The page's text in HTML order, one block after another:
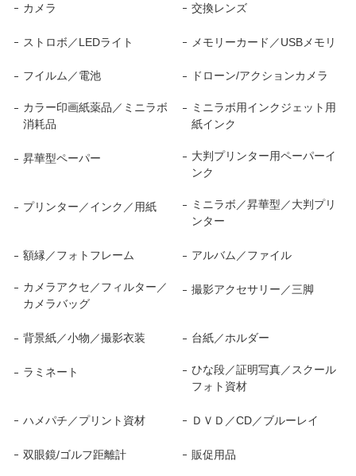
カメラ 交換レンズ
ストロボ／LEDライト メモリーカード／USBメモリ
フイルム／電池 ドローン/アクションカメラ
カラー印画紙薬品／ミニラボ
消耗品
ミニラボ用インクジェット用
紙インク
昇華型ペーパー
大判プリンター用ペーパーイ
ンク
プリンター／インク／用紙
ミニラボ／昇華型／大判プリ
ンター
額縁／フォトフレーム アルバム／ファイル
カメラアクセ／フィルター／
カメラバッグ
撮影アクセサリー／三脚
背景紙／小物／撮影衣装 台紙／ホルダー
ラミネート
ひな段／証明写真／スクール
フォト資材
ハメパチ／プリント資材 ＤＶＤ／CD／ブルーレイ
双眼鏡/ゴルフ距離計 販促用品